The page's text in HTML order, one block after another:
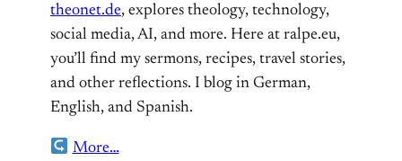
theonet.de, explores theology, technology,
social media, AI, and more. Here at ralpe.eu,
you’ll find my sermons, recipes, travel stories,
and other reflections. I blog in German,
English, and Spanish.
More…